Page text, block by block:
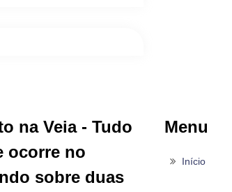
na Veia - Tudo
ocorre no
sobre duas
Menu
Início